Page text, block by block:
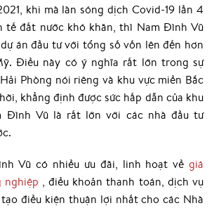
khi mà làn sóng dịch Covid-19 lần 4
tế đất nước khó khăn, thì Nam Đình Vũ
án đầu tư với tổng số vốn lên đến hơn
Điều này có ý nghĩa rất lớn trong sự
Phòng nói riêng và khu vực miền Bắc
khẳng định được sức hấp dẫn của khu
Đình Vũ là rất lớn với các nhà đầu tư
Vũ có nhiều ưu đãi, linh hoạt về giá
nghiệp , điều khoản thanh toán, dịch vụ
điều kiện thuận lợi nhất cho các Nhà